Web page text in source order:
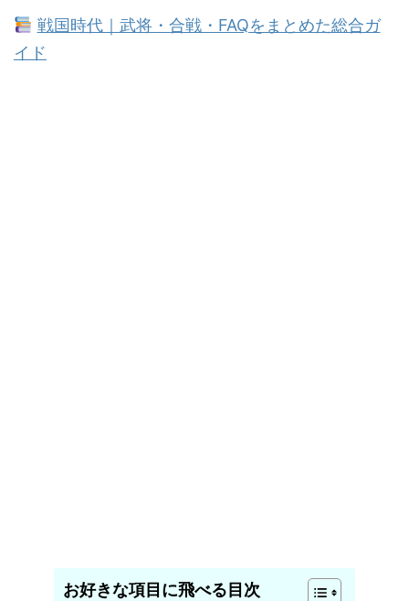
戦国時代｜武将・合戦・FAQをまとめた総合ガ
イド
お好きな項目に飛べる目次